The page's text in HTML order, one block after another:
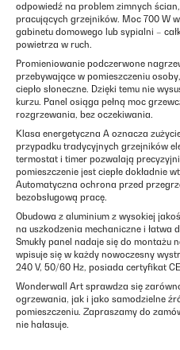
odpowiedź na problem zimnych
pracujących grzejników. Moc 700 W
gabinetu domowego lub sypialni –
powietrza w ruch.
Promieniowanie podczerwone
przebywające w pomieszczeniu
ciepło słoneczne. Dzięki temu nie
kurzu. Panel osiąga pełną moc
rozgrzewania, bez oczekiwania.
Klasa energetyczna A oznacza
przypadku tradycyjnych grzejników
termostat i timer pozwalają
pomieszczenie jest ciepłe dokładnie
Automatyczna ochrona przed
bezobsługową pracę.
Obudowa z aluminium z wysokiej
na uszkodzenia mechaniczne i łatwa
Smukły panel nadaje się do montażu
wpisuje się w każdy nowoczesny
240 V, 50/60 Hz, posiada certyfikat
Wonderwall Art sprawdza się
ogrzewania, jak i jako samodzielne
pomieszczeniu. Zapraszamy do
nie hałasuje.